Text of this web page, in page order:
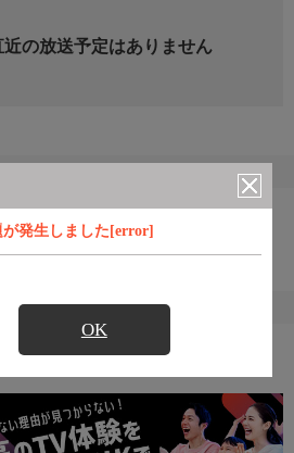
が発生しました[error]
OK
近の放送予定はありません
め番組